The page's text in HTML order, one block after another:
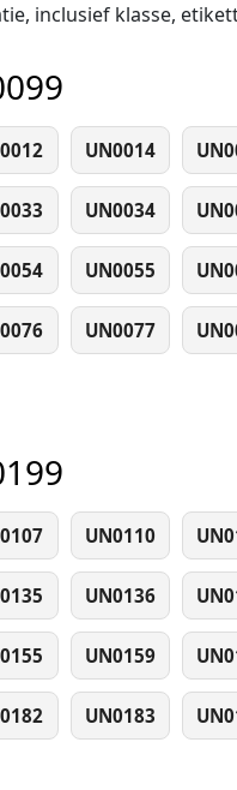
inclusief klasse,
UN0014
UN0034
UN0055
UN0077
UN0110
UN0136
UN0159
UN0183